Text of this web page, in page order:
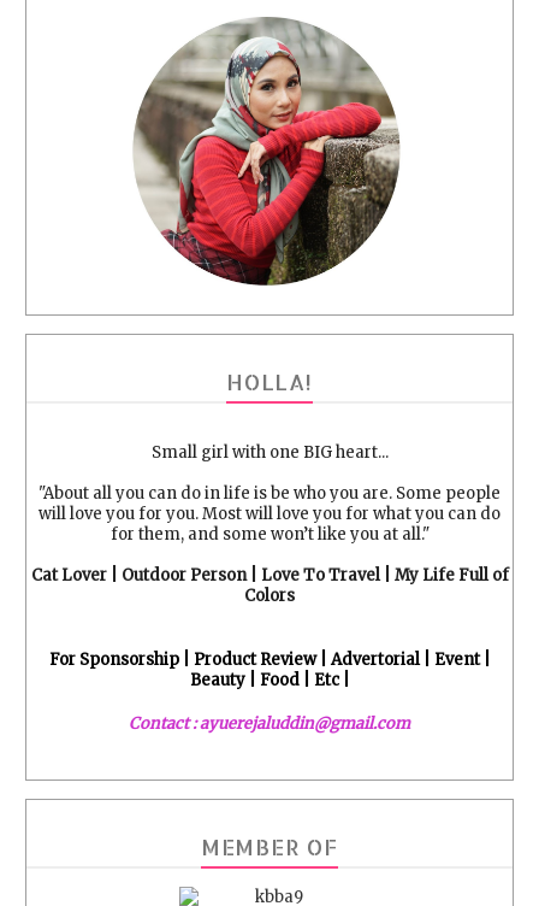
HOLLA!
Small girl with one BIG heart...
"About all you can do in life is be who you are. Some people
will love you for you. Most will love you for what you can do
for them, and some won’t like you at all."
Cat Lover | Outdoor Person | Love To Travel | My Life Full of
Colors
For Sponsorship | Product Review | Advertorial | Event |
Beauty | Food | Etc |
Contact : ayuerejaluddin@gmail.com
MEMBER OF